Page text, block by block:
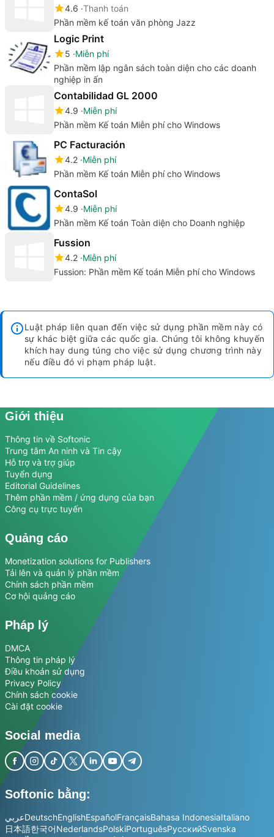
4.6 Thanh toán
Phần mềm kế toán văn phòng Jazz
Logic Print
5 Miễn phí
Phần mềm lập ngân sách toàn diện cho các doanh
nghiệp in ấn
Contabilidad GL 2000
4.9 Miễn phí
Phần mềm Kế toán Miễn phí cho Windows
PC Facturación
4.2 Miễn phí
Phần mềm Kế toán Miễn phí cho Windows
ContaSol
4.9 Miễn phí
Phần mềm Kế toán Toàn diện cho Doanh nghiệp
Fussion
4.2 Miễn phí
Fussion: Phần mềm Kế toán Miễn phí cho Windows
Luật pháp liên quan đến việc sử dụng phần mềm này có
sự khác biệt giữa các quốc gia. Chúng tôi không khuyến
khích hay dung túng cho việc sử dụng chương trình này
nếu điều đó vi phạm pháp luật.
Giới thiệu
Thông tin về Softonic
Trung tâm An ninh và Tin cậy
Hỗ trợ và trợ giúp
Tuyển dụng
Editorial Guidelines
Thêm phần mềm / ứng dụng của bạn
Công cụ trực tuyến
Quảng cáo
Monetization solutions for Publishers
Tải lên và quản lý phần mềm
Chính sách phần mềm
Cơ hội quảng cáo
Pháp lý
DMCA
Thông tin pháp lý
Điều khoản sử dụng
Privacy Policy
Chính sách cookie
Cài đặt cookie
Social media
Softonic bằng:
عربيDeutschEnglishEspañolFrançaisBahasa IndonesiaItaliano
日本語한국어NederlandsPolskiPortuguêsРусскийSvenska